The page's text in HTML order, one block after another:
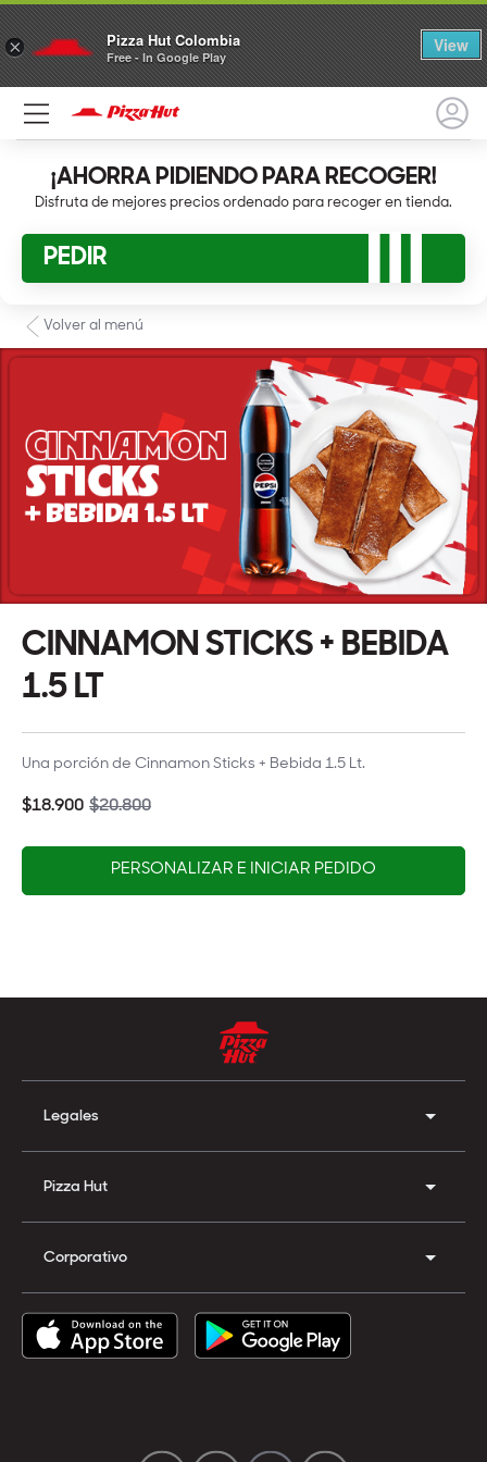
× Pizza Hut Colombia
Free - In Google Play
View
¡AHORRA PIDIENDO PARA RECOGER!
Disfruta de mejores precios ordenado para recoger en tienda.
PEDIR
Volver al menú
CINNAMON STICKS + BEBIDA
1.5 LT
Una porción de Cinnamon Sticks + Bebida 1.5 Lt.
$18.900 $20.800
PERSONALIZAR E INICIAR PEDIDO
Legales
Pizza Hut
Corporativo